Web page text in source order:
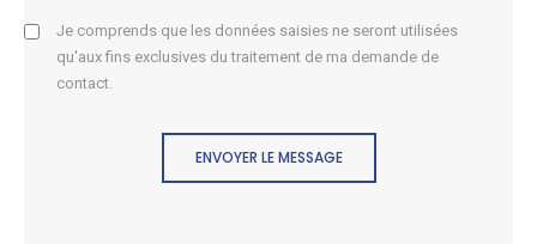
Je comprends que les données saisies ne seront utilisées
qu'aux fins exclusives du traitement de ma demande de
contact.
ENVOYER LE MESSAGE